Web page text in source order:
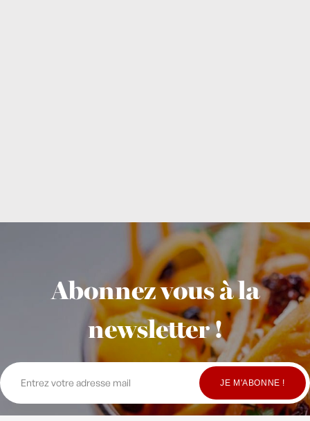
Abonnez vous à la
newsletter !